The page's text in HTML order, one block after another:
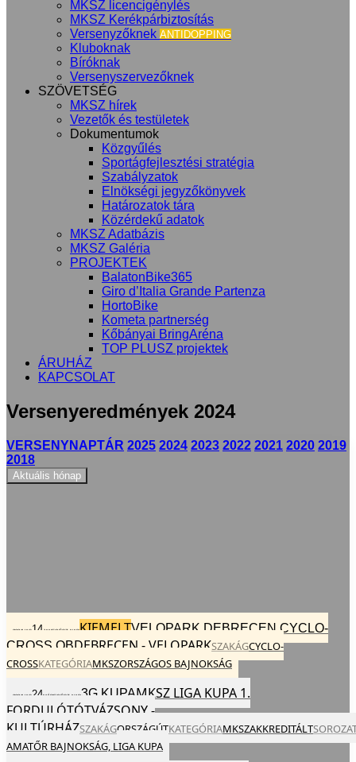
MKSZ licencigénylés
MKSZ Kerékpárbiztosítás
Versenyzőknek ANTIDOPPING
Kluboknak
Bíróknak
Versenyszervezőknek
SZÖVETSÉG
MKSZ hírek
Vezetők és testületek
Dokumentumok
Közgyűlés
Sportágfejlesztési stratégia
Szabályzatok
Elnökségi jegyzőkönyvek
Határozatok tára
Közérdekű adatok
MKSZ Adatbázis
MKSZ Galéria
PROJEKTEK
BalatonBike365
Giro d’Italia Grande Partenza
HortoBike
Kometa partnerség
Kőbányai BringAréna
TOP PLUSZ projektek
ÁRUHÁZ
KAPCSOLAT
Versenyeredmények 2024
VERSENYNAPTÁR 2025 2024 2023 2022 2021 2020 2019
2018
Aktuális hónap
2024VAS14 JANEGÉSZ NAPKIEMELTVELOPARK DEBRECEN CYCLO-
CROSS OBDEBRECEN - VELOPARKSZAKÁGCYCLO-
CROSSKATEGÓRIAMKSZORSZÁGOS BAJNOKSÁG
2024VAS24MÁREGÉSZ NAP3G KUPAMKSZ LIGA KUPA 1.
FORDULÓTÓTVÁZSONY -
KULTÚRHÁZSZAKÁGORSZÁGÚTKATEGÓRIAMKSZAKKREDITÁLTSOROZAT
AMATŐR BAJNOKSÁG, LIGA KUPA